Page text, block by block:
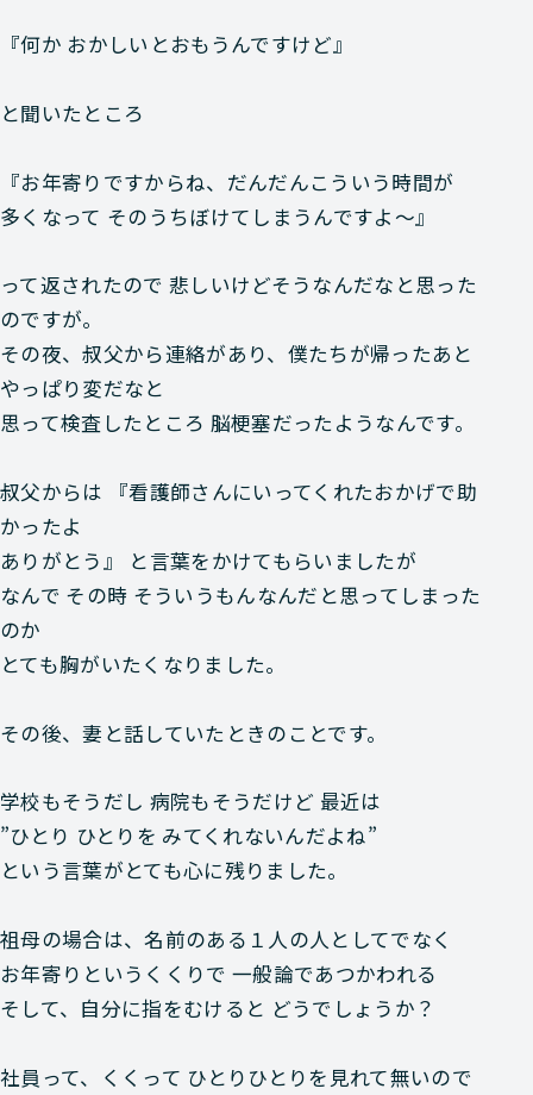
『何か おかしいとおもうんですけど』
と聞いたところ
『お年寄りですからね、だんだんこういう時間が
多くなって そのうちぼけてしまうんですよ～』
って返されたので 悲しいけどそうなんだなと思った
のですが。
その夜、叔父から連絡があり、僕たちが帰ったあと
やっぱり変だなと
思って検査したところ 脳梗塞だったようなんです。
叔父からは 『看護師さんにいってくれたおかげで助
かったよ
ありがとう』 と言葉をかけてもらいましたが
なんで その時 そういうもんなんだと思ってしまった
のか
とても胸がいたくなりました。
その後、妻と話していたときのことです。
学校もそうだし 病院もそうだけど 最近は
”ひとり ひとりを みてくれないんだよね”
という言葉がとても心に残りました。
祖母の場合は、名前のある１人の人としてでなく
お年寄りというくくりで 一般論であつかわれる
そして、自分に指をむけると どうでしょうか？
社員って、くくって ひとりひとりを見れて無いので